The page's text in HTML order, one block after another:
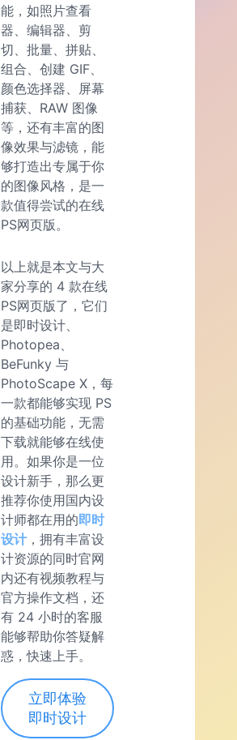
能，如照片查看
器、编辑器、剪
切、批量、拼贴、
组合、创建 GIF、
颜色选择器、屏幕
捕获、RAW 图像
等，还有丰富的图
像效果与滤镜，能
够打造出专属于你
的图像风格，是一
款值得尝试的在线
PS网页版。
以上就是本文与大
家分享的 4 款在线
PS网页版了，它们
是即时设计、
Photopea、
BeFunky 与
PhotoScape X，每
一款都能够实现 PS
的基础功能，无需
下载就能够在线使
用。如果你是一位
设计新手，那么更
推荐你使用国内设
计师都在用的即时
设计 ，拥有丰富设
计资源的同时官网
内还有视频教程与
官方操作文档，还
有 24 小时的客服
能够帮助你答疑解
惑，快速上手。
立即体验
即时设计